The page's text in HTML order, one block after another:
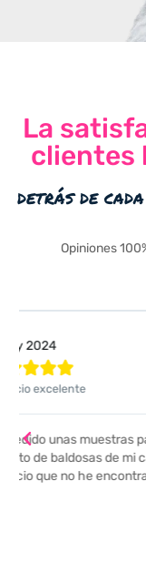
La
clientes
detrás de
Opiniones
Valeria Comellas

envío fue
que nos han
escoger los